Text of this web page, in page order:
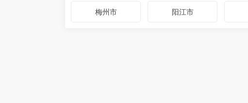
梅州市 阳江市